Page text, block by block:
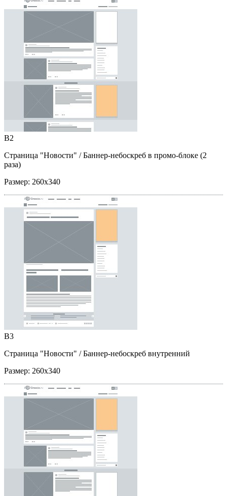
B2
Страница "Новости" / Баннер-небоскреб в промо-блоке (2
раза)
Размер: 260x340
B3
Страница "Новости" / Баннер-небоскреб внутренний
Размер: 260x340